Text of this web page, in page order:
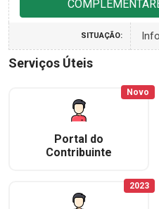
SITUAÇÃO:
Serviços Úteis
Portal do
Contribuinte
Novo
2023